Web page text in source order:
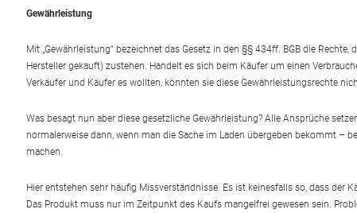
Gewährleistung
Mit „Gewährleistung“ bezeichnet das Gesetz in den §§ 434ff. BGB die
Hersteller gekauft) zustehen. Handelt es sich beim Käufer um einen
Verkäufer und Käufer es wollten, könnten sie diese Gewährleistungsrechte
Was besagt nun aber diese gesetzliche Gewährleistung? Alle Ansprüche
normalerweise dann, wenn man die Sache im Laden übergeben bekommt –
machen.
Hier entstehen sehr häufig Missverständnisse. Es ist keinesfalls so, dass der
Das Produkt muss nur im Zeitpunkt des Kaufs mangelfrei gewesen sein.